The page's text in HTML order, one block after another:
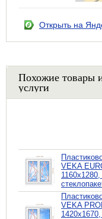
Открыть на
Похожие товары
услуги
VEKA
VEKA